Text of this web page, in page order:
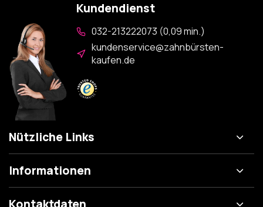
Kundendienst
032-213222073 (0,09 min.)
kundenservice@zahnbürsten-
kaufen.de
Nützliche Links
Informationen